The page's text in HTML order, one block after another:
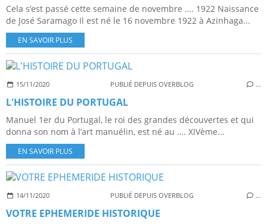
Cela s’est passé cette semaine de novembre …. 1922 Naissance
de José Saramago Il est né le 16 novembre 1922 à Azinhaga...
EN SAVOIR PLUS
15/11/2020 PUBLIÉ DEPUIS OVERBLOG …
L'HISTOIRE DU PORTUGAL
Manuel 1er du Portugal, le roi des grandes découvertes et qui
donna son nom à l’art manuélin, est né au …. XIVème...
EN SAVOIR PLUS
14/11/2020 PUBLIÉ DEPUIS OVERBLOG …
VOTRE EPHEMERIDE HISTORIQUE